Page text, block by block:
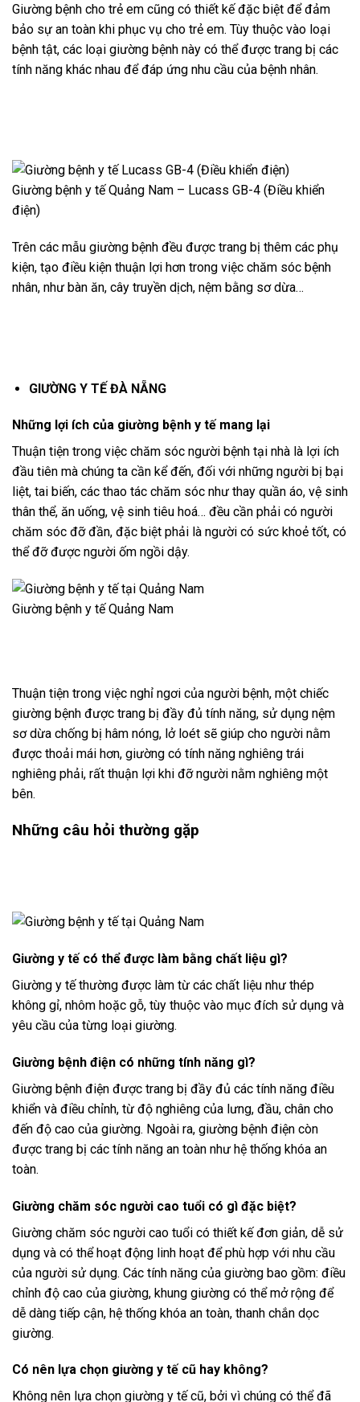
Giường bệnh cho trẻ em cũng có thiết kế đặc biệt để đảm
bảo sự an toàn khi phục vụ cho trẻ em. Tùy thuộc vào loại
bệnh tật, các loại giường bệnh này có thể được trang bị các
tính năng khác nhau để đáp ứng nhu cầu của bệnh nhân.
Giường bệnh y tế Quảng Nam – Lucass GB-4 (Điều khiển
điện)
Trên các mẫu giường bệnh đều được trang bị thêm các phụ
kiện, tạo điều kiện thuận lợi hơn trong việc chăm sóc bệnh
nhân, như bàn ăn, cây truyền dịch, nệm bằng sơ dừa…
GIƯỜNG Y TẾ ĐÀ NẴNG
Những lợi ích của giường bệnh y tế mang lại
Thuận tiện trong việc chăm sóc người bệnh tại nhà là lợi ích
đầu tiên mà chúng ta cần kể đến, đối với những người bị bại
liệt, tai biến, các thao tác chăm sóc như thay quần áo, vệ sinh
thân thể, ăn uống, vệ sinh tiêu hoá… đều cần phải có người
chăm sóc đỡ đần, đặc biệt phải là người có sức khoẻ tốt, có
thể đỡ được người ốm ngồi dậy.
Giường bệnh y tế Quảng Nam
Thuận tiện trong việc nghỉ ngơi của người bệnh, một chiếc
giường bệnh được trang bị đầy đủ tính năng, sử dụng nệm
sơ dừa chống bị hâm nóng, lở loét sẽ giúp cho người nằm
được thoải mái hơn, giường có tính năng nghiêng trái
nghiêng phải, rất thuận lợi khi đỡ người nằm nghiêng một
bên.
Những câu hỏi thường gặp
Giường y tế có thể được làm bằng chất liệu gì?
Giường y tế thường được làm từ các chất liệu như thép
không gỉ, nhôm hoặc gỗ, tùy thuộc vào mục đích sử dụng và
yêu cầu của từng loại giường.
Giường bệnh điện có những tính năng gì?
Giường bệnh điện được trang bị đầy đủ các tính năng điều
khiển và điều chỉnh, từ độ nghiêng của lưng, đầu, chân cho
đến độ cao của giường. Ngoài ra, giường bệnh điện còn
được trang bị các tính năng an toàn như hệ thống khóa an
toàn.
Giường chăm sóc người cao tuổi có gì đặc biệt?
Giường chăm sóc người cao tuổi có thiết kế đơn giản, dễ sử
dụng và có thể hoạt động linh hoạt để phù hợp với nhu cầu
của người sử dụng. Các tính năng của giường bao gồm: điều
chỉnh độ cao của giường, khung giường có thể mở rộng để
dễ dàng tiếp cận, hệ thống khóa an toàn, thanh chắn dọc
giường.
Có nên lựa chọn giường y tế cũ hay không?
Không nên lựa chọn giường y tế cũ, bởi vì chúng có thể đã